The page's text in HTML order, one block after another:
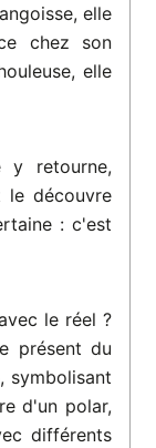
elle
chez son
elle
y retourne,
découvre
: c'est
le réel ?
présent du
symbolisant
d'un polar,
différents